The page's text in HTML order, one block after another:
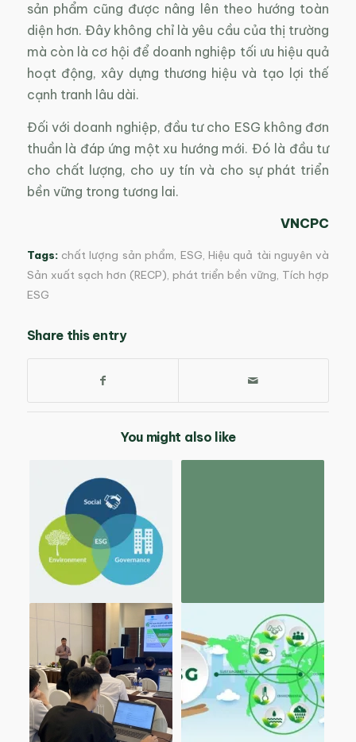
sản phẩm cũng được nâng lên theo hướng toàn
diện hơn. Đây không chỉ là yêu cầu của thị trường
mà còn là cơ hội để doanh nghiệp tối ưu hiệu quả
hoạt động, xây dựng thương hiệu và tạo lợi thế
cạnh tranh lâu dài.
Đối với doanh nghiệp, đầu tư cho ESG không đơn
thuần là đáp ứng một xu hướng mới. Đó là đầu tư
cho chất lượng, cho uy tín và cho sự phát triển
bền vững trong tương lai.
VNCPC
Tags: chất lượng sản phẩm, ESG, Hiệu quả tài nguyên và
Sản xuất sạch hơn (RECP), phát triển bền vững, Tích hợp
ESG
Share this entry
You might also like